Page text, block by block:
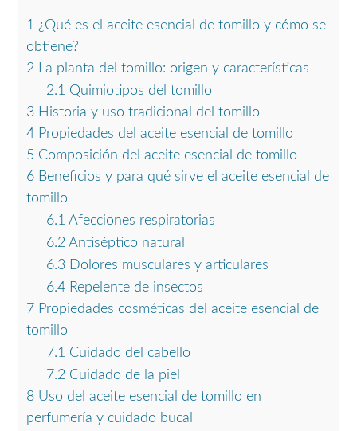
1 ¿Qué es el aceite esencial de tomillo y cómo se
obtiene?
2 La planta del tomillo: origen y características
2.1 Quimiotipos del tomillo
3 Historia y uso tradicional del tomillo
4 Propiedades del aceite esencial de tomillo
5 Composición del aceite esencial de tomillo
6 Beneficios y para qué sirve el aceite esencial de
tomillo
6.1 Afecciones respiratorias
6.2Antiséptico natural
6.3Dolores musculares y articulares
6.4Repelente de insectos
7 Propiedades cosméticas del aceite esencial de
tomillo
7.1 Cuidado del cabello
7.2Cuidado de la piel
8 Uso del aceite esencial de tomillo en
perfumería y cuidado bucal